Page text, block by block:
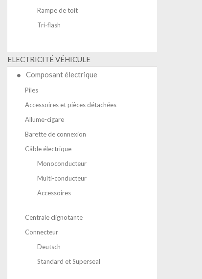
Rampe de toit
Tri-flash
ELECTRICITÉ VÉHICULE
Composant électrique
Piles
Accessoires et pièces détachées
Allume-cigare
Barette de connexion
Câble électrique
Monoconducteur
Multi-conducteur
Accessoires
Centrale clignotante
Connecteur
Deutsch
Standard et Superseal